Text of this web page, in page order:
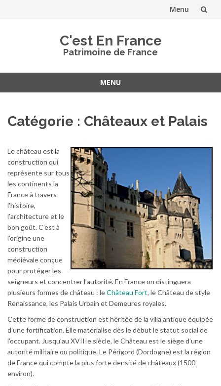
Menu
C'est En France
Patrimoine de France
MENU
contenu
Catégorie : Châteaux et Palais
Le château est la
construction qui
représente sur tous
les continents la
France à travers
l’histoire,
l’architecture et le
bon goût. C’est à
l’origine une
construction
médiévale conçue
pour protéger les
seigneurs et concentrer l’autorité. En France on distinguera
plusieurs formes de château : leChâteau Fort, le Château de style
Renaissance, les Palais Urbain et Demeures royales.
Cette forme de construction est héritée de la villa antique équipée
d’une fortification. Elle matérialise dès le début le statut social de
l’occupant. Jusqu’au XVIIIe siècle, le Château est le siège d’une
autorité militaire ou politique. Le Périgord (Dordogne) est la région
de France qui compte la plus forte densité de châteaux (1500
environ).